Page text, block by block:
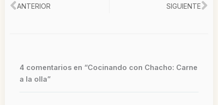
Ant
ANTERIOR SIGUIENTE
4 comentarios en “Cocinando con Chacho: Carne
a la olla”